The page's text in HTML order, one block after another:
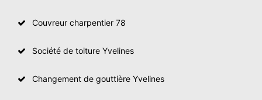
Couvreur charpentier 78
Société de toiture Yvelines
Changement de gouttière Yvelines